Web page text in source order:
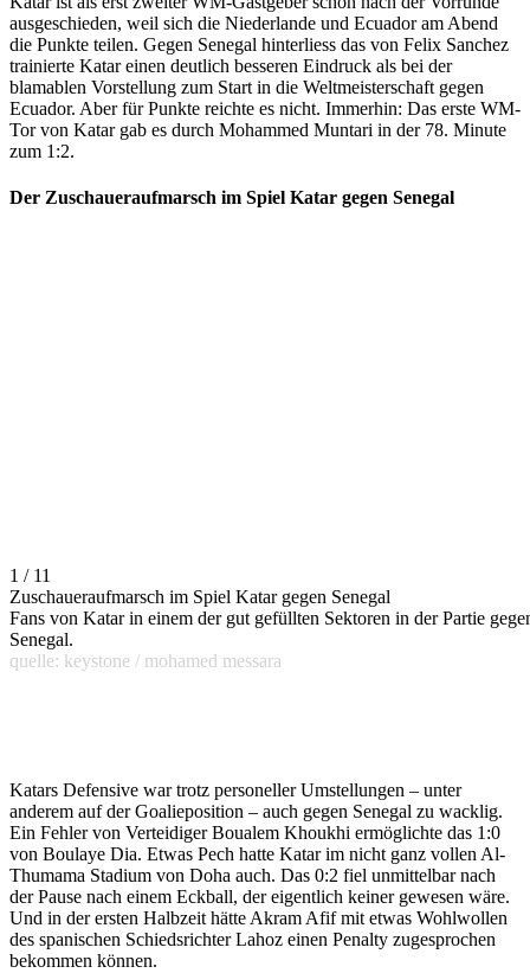
ausgeschieden, weil sich die Niederlande und Ecuador am Abend
die Punkte teilen. Gegen Senegal hinterliess das von Felix Sanchez
trainierte Katar einen deutlich besseren Eindruck als bei der
blamablen Vorstellung zum Start in die Weltmeisterschaft gegen
Ecuador. Aber für Punkte reichte es nicht. Immerhin: Das erste WM-
Tor von Katar gab es durch Mohammed Muntari in der 78. Minute
zum 1:2.
Der Zuschaueraufmarsch im Spiel Katar gegen Senegal
1 / 11
Zuschaueraufmarsch im Spiel Katar gegen Senegal
Fans von Katar in einem der gut gefüllten Sektoren in der Partie
Senegal.
quelle: keystone / mohamed messara
Katars Defensive war trotz personeller Umstellungen – unter
anderem auf der Goalieposition – auch gegen Senegal zu wacklig.
Ein Fehler von Verteidiger Boualem Khoukhi ermöglichte das 1:0
von Boulaye Dia. Etwas Pech hatte Katar im nicht ganz vollen Al-
Thumama Stadium von Doha auch. Das 0:2 fiel unmittelbar nach
der Pause nach einem Eckball, der eigentlich keiner gewesen wäre.
Und in der ersten Halbzeit hätte Akram Afif mit etwas Wohlwollen
des spanischen Schiedsrichter Lahoz einen Penalty zugesprochen
bekommen können.